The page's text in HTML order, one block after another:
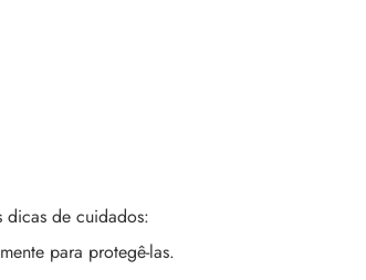
dicas de cuidados:
para protegê-las.